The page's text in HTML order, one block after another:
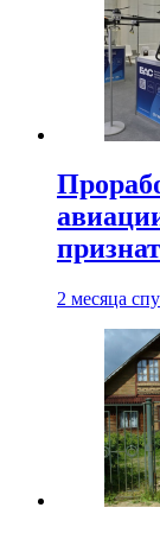
2 месяца